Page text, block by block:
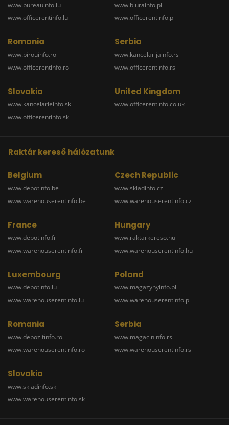
www.bureauinfo.lu
www.officerentinfo.lu
www.biurainfo.pl
www.officerentinfo.pl
Romania
www.birouinfo.ro
www.officerentinfo.ro
Serbia
www.kancelarijainfo.rs
www.officerentinfo.rs
Slovakia
www.kancelarieinfo.sk
www.officerentinfo.sk
United Kingdom
www.officerentinfo.co.uk
Raktár kereső hálózatunk
Belgium
www.depotinfo.be
www.warehouserentinfo.be
Czech Republic
www.skladinfo.cz
www.warehouserentinfo.cz
France
www.depotinfo.fr
www.warehouserentinfo.fr
Hungary
www.raktarkereso.hu
www.warehouserentinfo.hu
Luxembourg
www.depotinfo.lu
www.warehouserentinfo.lu
Poland
www.magazynyinfo.pl
www.warehouserentinfo.pl
Romania
www.depozitinfo.ro
www.warehouserentinfo.ro
Serbia
www.magacininfo.rs
www.warehouserentinfo.rs
Slovakia
www.skladinfo.sk
www.warehouserentinfo.sk